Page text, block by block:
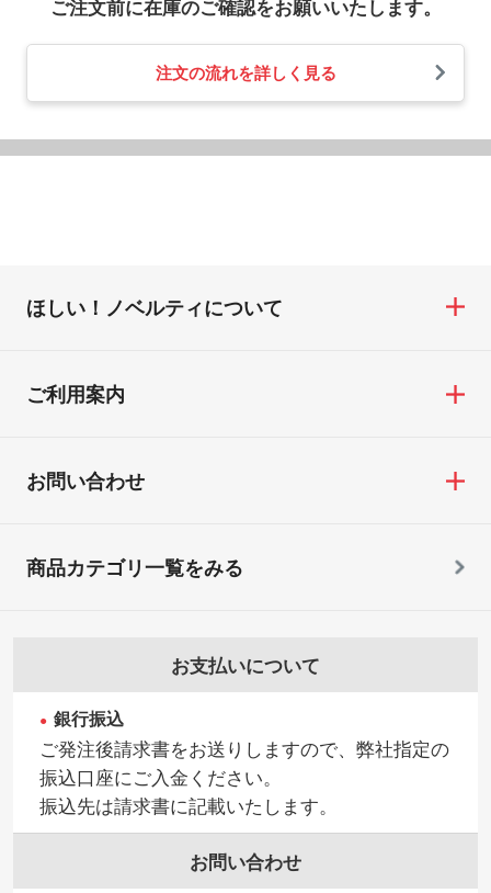
ご注文前に在庫のご確認をお願いいたします。
注文の流れを詳しく見る
ほしい！ノベルティについて
ご利用案内
お問い合わせ
お支払いについて
銀行振込
ご発注後請求書をお送りしますので、弊社指定の
振込口座にご入金ください。
振込先は請求書に記載いたします。
お問い合わせ
商品カテゴリ一覧をみる